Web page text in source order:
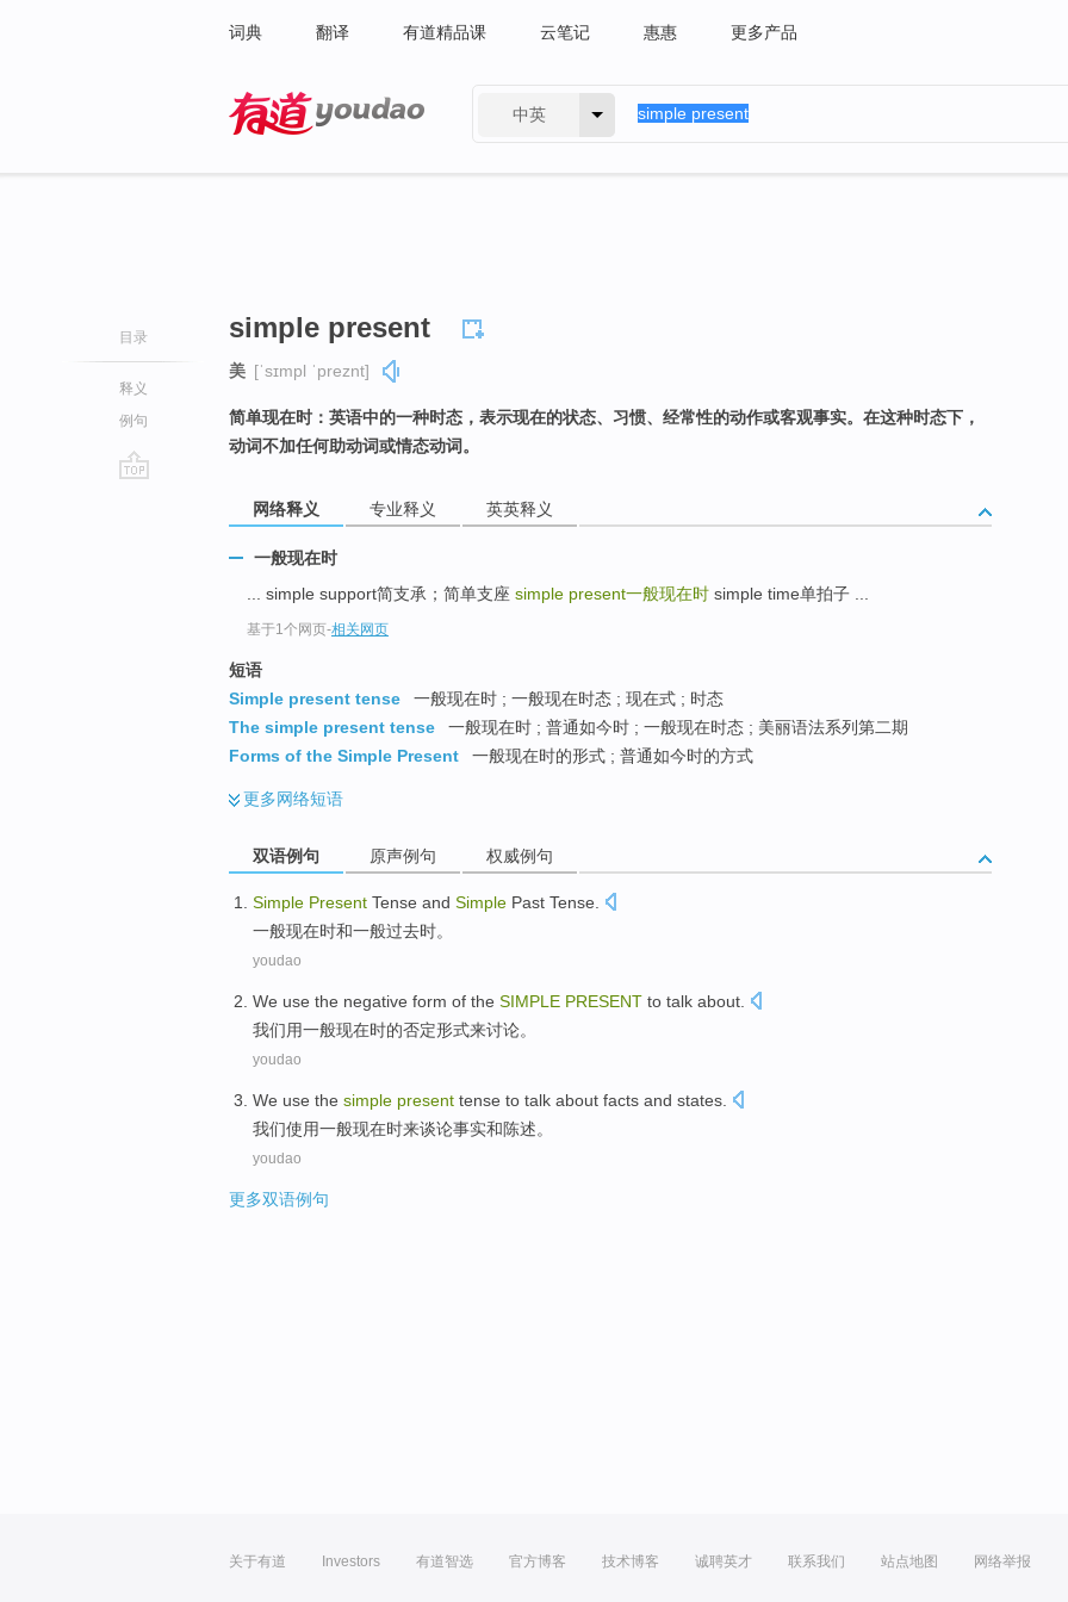
词典 翻译 有道精品课 云笔记 惠惠 更多产品
中英
目录
释义
例句
simple present
美 [ˈsɪmpl ˈpreznt]
简单现在时：英语中的一种时态，表示现在的状态、习惯、经常性的动作或客观事实。在这种时态下，
动词不加任何助动词或情态动词。
网络释义 专业释义 英英释义
一般现在时
... simple support简支承；简单支座 simple present一般现在时 simple time单拍子 ...
基于1个网页-相关网页
短语
Simple present tense
一般现在时 ; 一般现在时态 ; 现在式 ; 时态
The simple present tense
一般现在时 ; 普通如今时 ; 一般现在时态 ; 美丽语法系列第二期
Forms of the Simple Present
一般现在时的形式 ; 普通如今时的方式
更多网络短语
双语例句 原声例句 权威例句
Simple Present Tense and Simple Past Tense.
一般现在时和一般过去时。
youdao
We use the negative form of the SIMPLE PRESENT to talk about
我们用一般现在时的否定形式来讨论。
youdao
We use the simple present tense to talk about facts and states
我们使用一般现在时来谈论事实和陈述。
youdao
更多双语例句
关于有道 Investors 有道智选 官方博客 技术博客 诚聘英才 联系我们 站点地图 网络举报